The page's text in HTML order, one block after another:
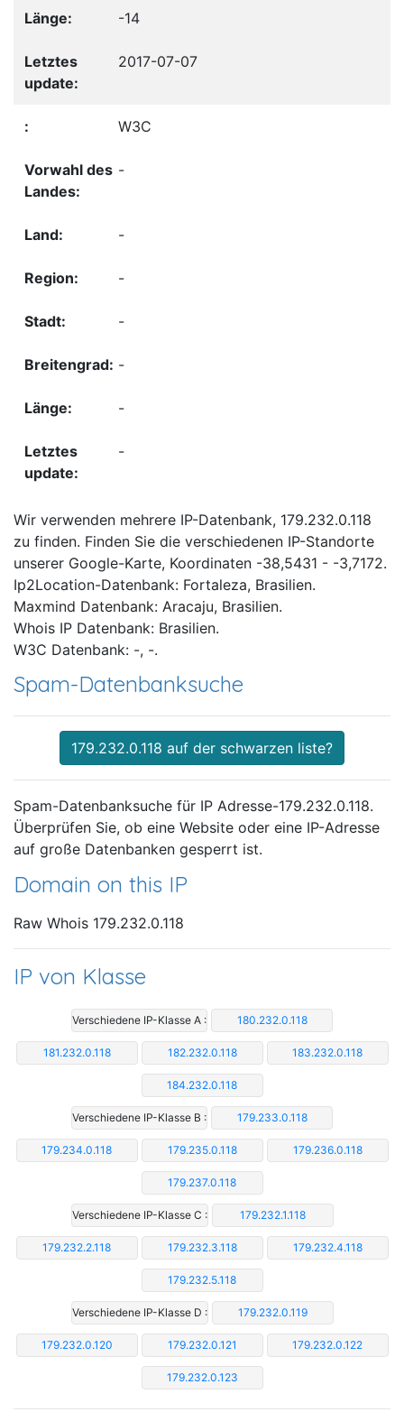
-14
2017-07-07
W3C
-
-
-
-
-
-
-
Wir verwenden mehrere IP-Datenbank, 179.232.0.118
zu finden. Finden Sie die verschiedenen IP-Standorte
unserer Google-Karte, Koordinaten -38,5431 - -3,7172.
Ip2Location-Datenbank: Fortaleza, Brasilien.
Maxmind Datenbank: Aracaju, Brasilien.
Whois IP Datenbank: Brasilien.
W3C Datenbank: -, -.
Spam-Datenbanksuche
179.232.0.118 auf der schwarzen liste?
Spam-Datenbanksuche für IP Adresse-179.232.0.118.
Überprüfen Sie, ob eine Website oder eine IP-Adresse
auf große Datenbanken gesperrt ist.
Domain on this IP
Raw Whois 179.232.0.118
IP von Klasse
Verschiedene IP-Klasse A : 180.232.0.118
181.232.0.118 182.232.0.118 183.232.0.118
184.232.0.118
Verschiedene IP-Klasse B : 179.233.0.118
179.234.0.118 179.235.0.118 179.236.0.118
179.237.0.118
Verschiedene IP-Klasse C : 179.232.1.118
179.232.2.118 179.232.3.118 179.232.4.118
179.232.5.118
Verschiedene IP-Klasse D : 179.232.0.119
179.232.0.120 179.232.0.121 179.232.0.122
179.232.0.123